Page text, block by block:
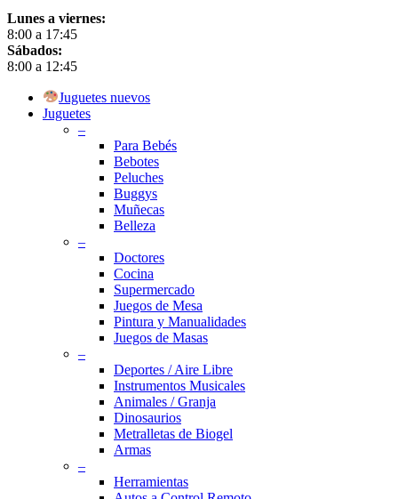
Lunes a viernes:
8:00 a 17:45
Sábados:
8:00 a 12:45
Close
Menu
Juguetes nuevos
Juguetes
–
Para Bebés
Bebotes
Peluches
Buggys
Muñecas
Belleza
–
Doctores
Cocina
Supermercado
Juegos de Mesa
Pintura y Manualidades
Juegos de Masas
–
Deportes / Aire Libre
Instrumentos Musicales
Animales / Granja
Dinosaurios
Metralletas de Biogel
Armas
–
Herramientas